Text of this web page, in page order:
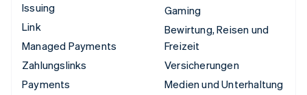
Issuing
Link
Managed Payments
Zahlungslinks
Payments
Gaming
Bewirtung, Reisen und
Freizeit
Versicherungen
Medien und Unterhaltung